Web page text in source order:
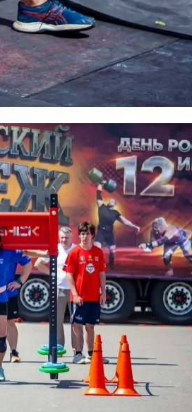
воинов выразила глава
Чистова.